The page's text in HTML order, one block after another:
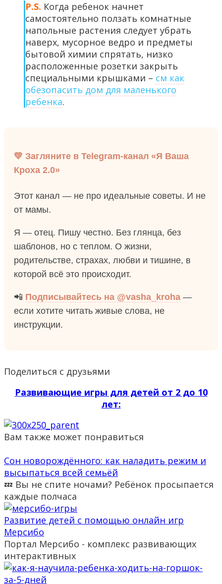
P.S. Когда ребенок начнет
самостоятельно ползать комнатные
напольные растения следует убрать
наверх, мусорное ведро и предметы
бытовой химии спрятать, низко
расположенные розетки закрыть
специальными крышками – см как
обезопасить дом для маленького
ребенка.
💛 Загляните в Telegram-канал «Я Ваша
Кроха 2.0»
Этот канал — не про идеальные советы. И не
от мамы.
Я — отец. Пишу честно. Без глянца, без
шаблонов, но с теплом. О жизни,
родительстве, страхах, любви и тишине, в
которой всё это происходит.
📲 Подписывайтесь на @vasha_kroha —
если хотите читать живые слова, не
инструкции.
Поделиться с друзьями
Развивающие игры для детей от 2 до 10
лет:
Вам также может понравиться
Сон новорождённого: как наладить режим и
высыпаться всей семьёй
💤 Вы не спите ночами? Ребёнок просыпается
каждые полчаса
Развитие детей с помощью онлайн игр
Мерсибо
Портал Мерсибо - комплекс развивающих
интерактивных